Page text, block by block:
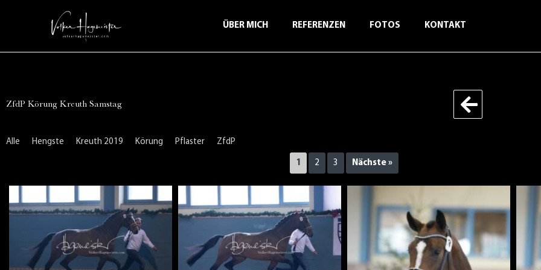
ÜBER MICH REFERENZEN FOTOS KONTAKT
ZfdP Körung Kreuth Samstag
Alle Hengste Kreuth 2019 Körung Pflaster ZfdP
1 2 3 Nächste »